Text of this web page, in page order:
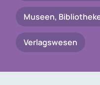
Museen,
Verlagswesen